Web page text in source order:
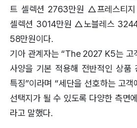
트 셀렉션 2763만원 △프레스티
셀렉션 3014만원 △노블레스
58만원이다.
기아 관계자는 “The 2027 K5는 고
사양을 기본 적용해 전반적인 상품
특징”이라며 “세단을 선호하는 고
선택지가 될 수 있도록 다양한 측면
라고 말했다.